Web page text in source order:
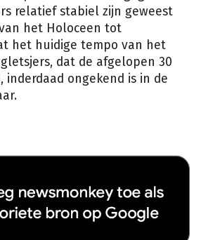
relatief stabiel zijn geweest
het Holoceen tot
het huidige tempo van het
dat de afgelopen 30
inderdaad ongekend is in de